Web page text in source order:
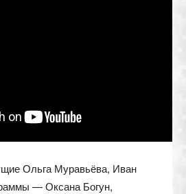
Ольга Муравьёва, Иван
— Оксана Богун,